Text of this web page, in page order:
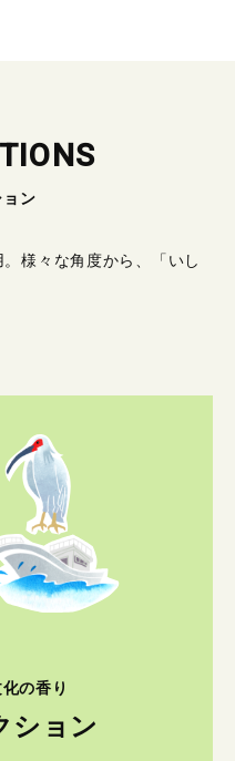
ョン
。様々な角度から、「いし
の香り
ション